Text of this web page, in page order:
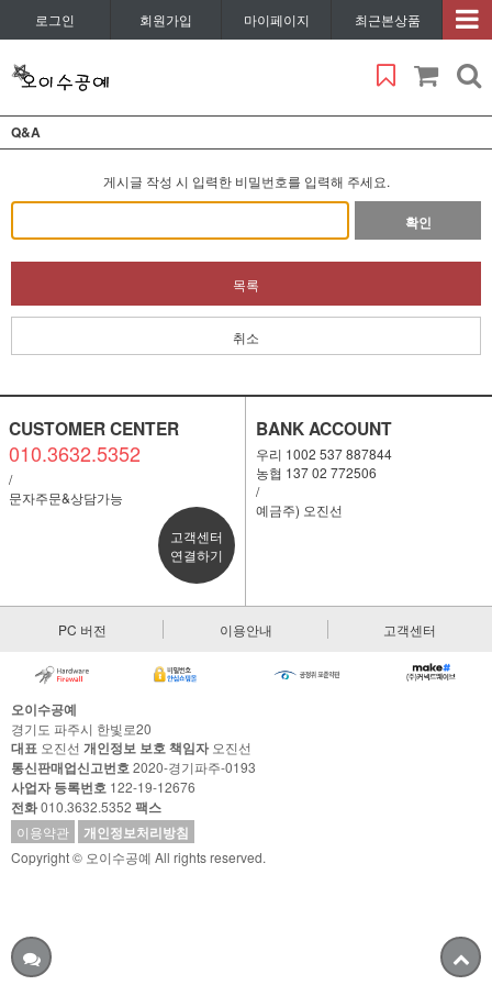
로그인 회원가입 마이페이지 최근본상품
Q&A
게시글 작성 시 입력한 비밀번호를 입력해 주세요.
확인
목록
취소
CUSTOMER CENTER
010.3632.5352
/
문자주문&상담가능
고객센터
연결하기
BANK ACCOUNT
우리 1002 537 887844
농협 137 02 772506
/
예금주) 오진선
PC 버전 이용안내 고객센터
오이수공예
경기도 파주시 한빛로20
대표 오진선 개인정보 보호 책임자오진선
통신판매업신고번호2020-경기파주-0193
사업자 등록번호 122-19-12676
전화010.3632.5352 팩스
이용약관 개인정보처리방침
Copyright © 오이수공예 All rights reserved.